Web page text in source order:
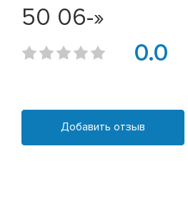
50 06-»
0.0
Добавить отзыв